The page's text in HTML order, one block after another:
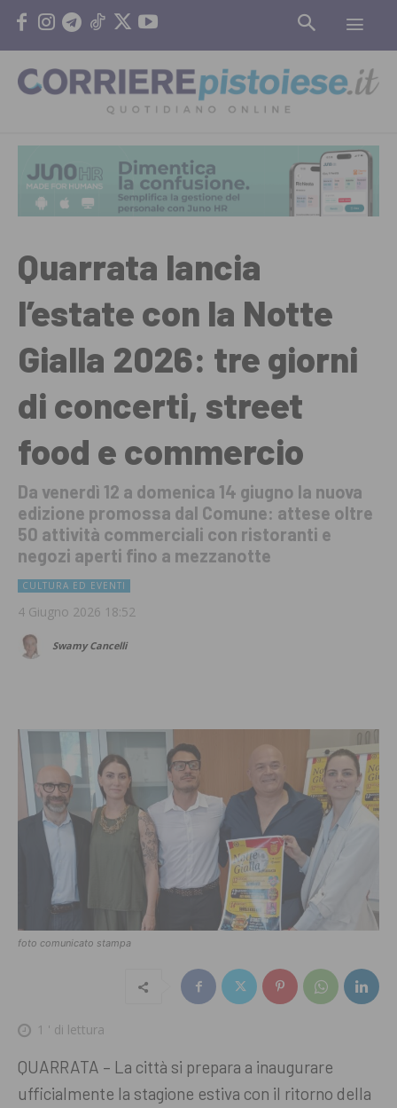
Quarrata lancia
l’estate con la Notte
Gialla 2026: tre giorni
di concerti, street
food e commercio
Da venerdì 12 a domenica 14 giugno la nuova
edizione promossa dal Comune: attese oltre
50 attività commerciali con ristoranti e
negozi aperti fino a mezzanotte
CULTURA ED EVENTI
4 Giugno 2026 18:52
Swamy Cancelli
foto comunicato stampa
1 ' di lettura
QUARRATA – La città si prepara a inaugurare
ufficialmente la stagione estiva con il ritorno della